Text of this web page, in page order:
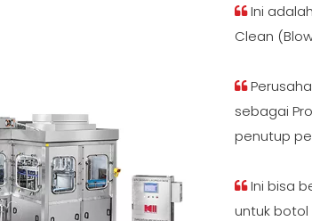
 Ini
Clean

sebagai
penutup
 Ini bisa
untuk botol